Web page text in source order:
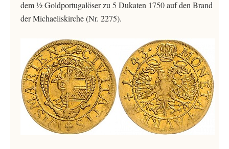
dem ½ Goldportugalöser zu 5 Dukaten 1750 auf den Brand
der Michaeliskirche (Nr. 2275).